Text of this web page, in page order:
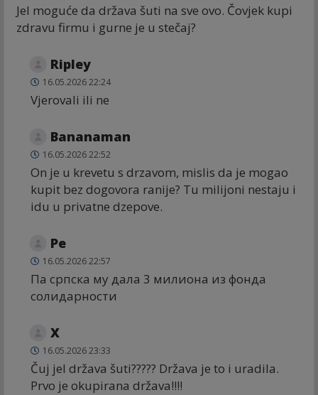
Jel moguće da država šuti na sve ovo. Čovjek kupi
zdravu firmu i gurne je u stečaj?
Ripley
16.05.2026 22:24
Vjerovali ili ne
Bananaman
16.05.2026 22:52
On je u krevetu s drzavom, mislis da je mogao
kupit bez dogovora ranije? Tu milijoni nestaju i
idu u privatne dzepove.
Ре
16.05.2026 22:57
Па српска му дала 3 милиона из фонда
солидарности
X
16.05.2026 23:33
Čuj jel država šuti????? Država je to i uradila.
Prvo je okupirana država!!!!